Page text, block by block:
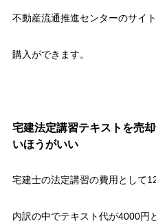
不動産流通推進センターのサイ
購入ができます。
宅建法定講習テキストを売
いほうがいい
宅建士の法定講習の費用として
内訳の中でテキスト代が4000円